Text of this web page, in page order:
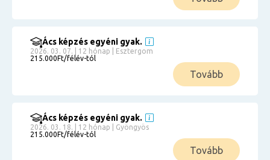
Ács képzés egyéni gyak.
2026. 03. 07. | 12 hónap | Esztergom
215.000Ft/félév-tól
Tovább
Ács képzés egyéni gyak.
2026. 03. 18. | 12 hónap | Gyöngyös
215.000Ft/félév-tól
Tovább